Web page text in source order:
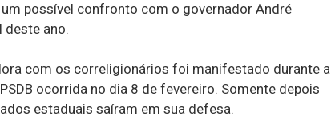
possível confronto com o governador André
deste ano.
com os correligionários foi manifestado durante a
ocorrida no dia 8 de fevereiro. Somente depois
estaduais saíram em sua defesa.